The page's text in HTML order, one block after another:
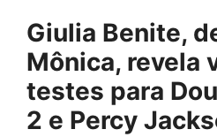
Giulia Benite,
Mônica, revela
testes para
2 e Percy